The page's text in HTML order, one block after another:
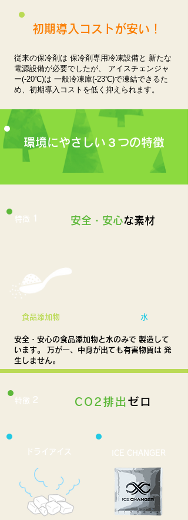
初期導入コストが安い！
従来の保冷剤は 保冷剤専用冷凍設備と 新たな
電源設備が必要でしたが、 アイスチェンジャ
ー(-20℃)は 一般冷凍庫(-23℃)で凍結できるた
め、初期導入コストを低く抑えられます。
環境にやさしい３つの特徴
安全・安心な素材
特徴 1
食品添加物 水
安全・安心の食品添加物と水のみで 製造して
います。 万が一、中身が出ても有害物質は 発
生しません。
CO2排出 ゼロ
特徴 2
ドライアイス ICE CHANGER